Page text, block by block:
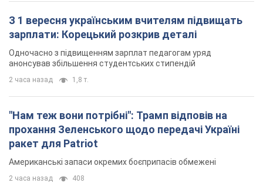
З 1 вересня українським вчителям підвищать
зарплати: Корецький розкрив деталі
Одночасно з підвищенням зарплат педагогам уряд
анонсував збільшення студентських стипендій
2 часа назад 1,8 т.
"Нам теж вони потрібні": Трамп відповів на
прохання Зеленського щодо передачі Україні
ракет для Patriot
Американські запаси окремих боєприпасів обмежені
2 часа назад 408